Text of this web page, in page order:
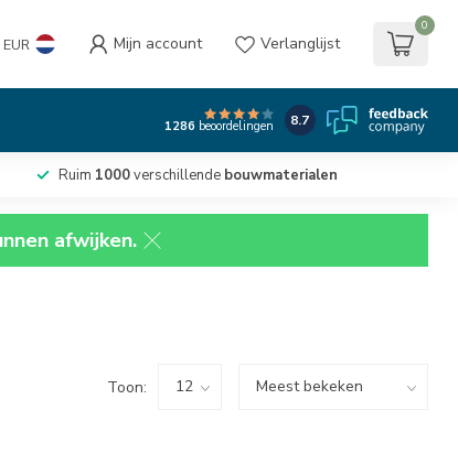
EUR Mijn account Verlanglijst
0
1286 beoordelingen 8.7
Ruim 1000verschillende bouwmaterialen
afwijken.
Toon: